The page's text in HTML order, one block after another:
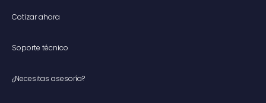
Cotizar ahora
Soporte técnico
¿Necesitas asesoría?